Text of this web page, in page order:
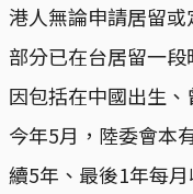
港人無論申請居留或
部分已在台居留一
因包括在中國出生
今年5月，陸委會本
續5年、最後1年每